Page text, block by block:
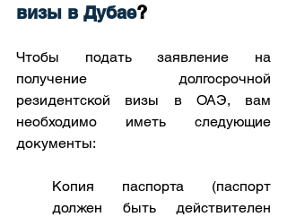
визы в Дубае?
Чтобы подать заявление на
получение долгосрочной
резидентской визы в ОАЭ, вам
необходимо иметь следующие
документы:
Копия паспорта (паспорт
должен быть действителен